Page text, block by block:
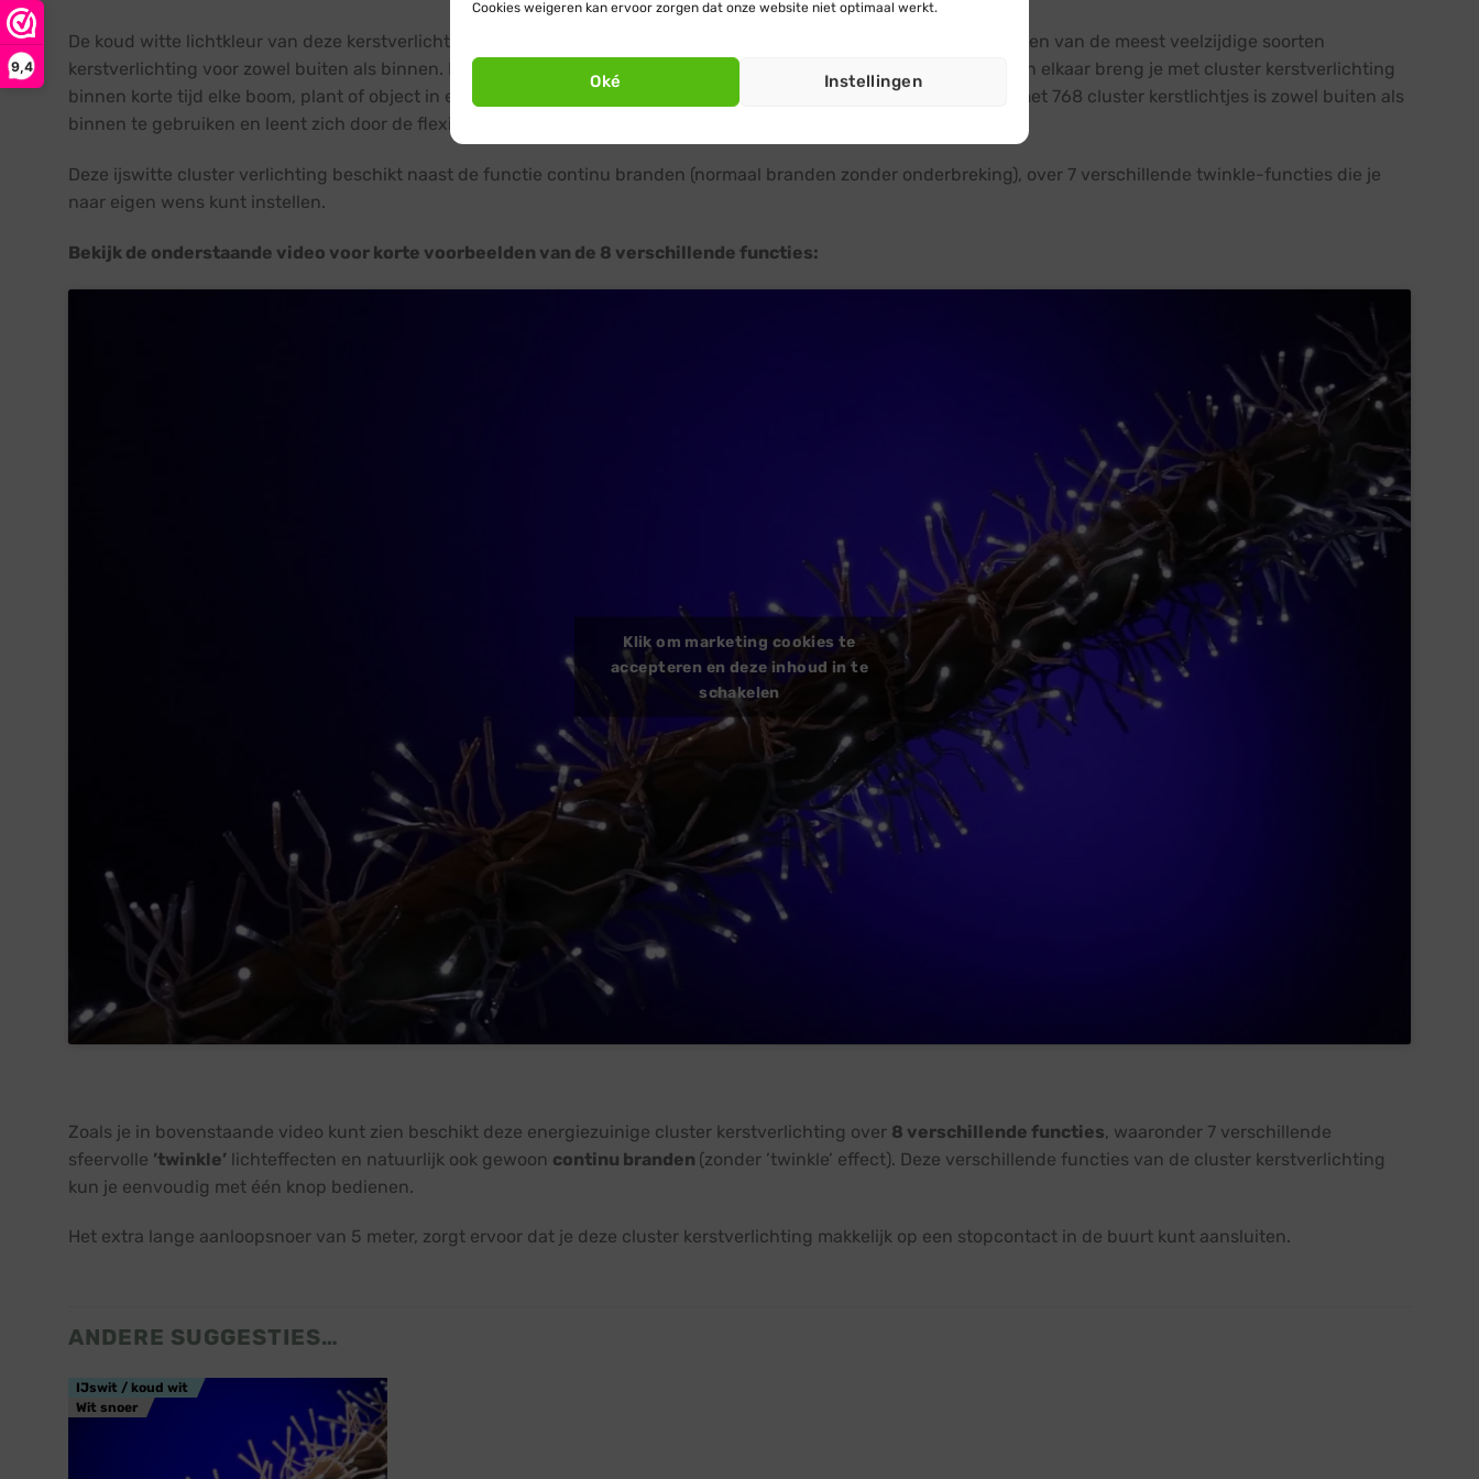
Cookies weigeren kan ervoor zorgen dat onze website niet optimaal werkt.
Oké Instellingen
9,4
De koud witte lichtkleur van deze kerstverlichting cluster geeft een moderne frisse sfeer. Cluster kerstverlichting is een van de meest veelzijdige soorten
kerstverlichting voor zowel buiten als binnen. Door de grote hoeveelheid koud witte kerstlichtjes op korte afstand van elkaar breng je met cluster kerstverlichting
binnen korte tijd elke boom, plant of object in een magische kerstsfeer. Deze hoge kwaliteit cluster kerstverlichting met 768 cluster kerstlichtjes is zowel buiten als
binnen te gebruiken en leent zich door de flexibele eigenschappen voor vele creatieve kerst toepassingen.
Deze ijswitte cluster verlichting beschikt naast de functie continu branden (normaal branden zonder onderbreking), over 7 verschillende twinkle-functies die je
naar eigen wens kunt instellen.
Bekijk de onderstaande video voor korte voorbeelden van de 8 verschillende functies:
Klik om marketing cookies te
accepteren en deze inhoud in te
schakelen
Zoals je in bovenstaande video kunt zien beschikt deze energiezuinige cluster kerstverlichting over 8 verschillende functies, waaronder 7 verschillende
sfeervolle ’twinkle’ lichteffecten en natuurlijk ook gewoon continu branden (zonder ’twinkle’ effect). Deze verschillende functies van de cluster kerstverlichting
kun je eenvoudig met één knop bedienen.
Het extra lange aanloopsnoer van 5 meter, zorgt ervoor dat je deze cluster kerstverlichting makkelijk op een stopcontact in de buurt kunt aansluiten.
ANDERE SUGGESTIES…
IJswit / koud wit
Wit snoer